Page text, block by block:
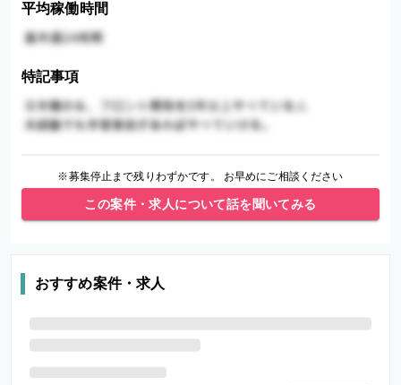
平均稼働時間
特記事項
※募集停止まで残りわずかです。 お早めにご相談ください
この案件・求人について話を聞いてみる
おすすめ案件・求人